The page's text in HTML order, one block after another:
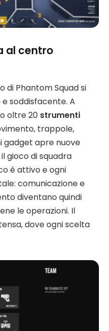
al centro
di Phantom Squad si
soddisfacente. A
oltre 20 strumenti
trappole,
gadget apre nuove
gioco di squadra
è attivo e ogni
comunicazione e
diventano quindi
le operazioni. Il
dove ogni scelta